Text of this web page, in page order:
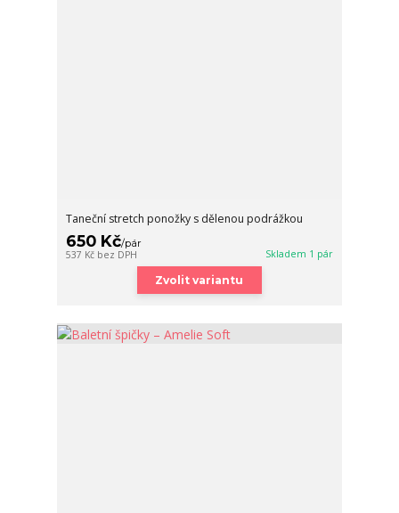
Taneční stretch ponožky s dělenou podrážkou
650 Kč/pár
537 Kč bez DPH Skladem 1 pár
Zvolit variantu